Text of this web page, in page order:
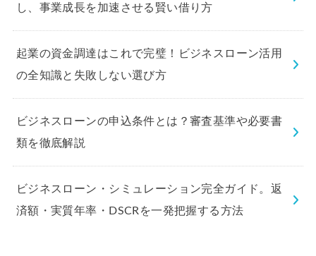
し、事業成長を加速させる賢い借り方
起業の資金調達はこれで完璧！ビジネスローン活用
の全知識と失敗しない選び方
ビジネスローンの申込条件とは？審査基準や必要書
類を徹底解説
ビジネスローン・シミュレーション完全ガイド。返
済額・実質年率・DSCRを一発把握する方法